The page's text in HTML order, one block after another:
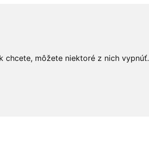
chcete, môžete niektoré z nich vypnúť.